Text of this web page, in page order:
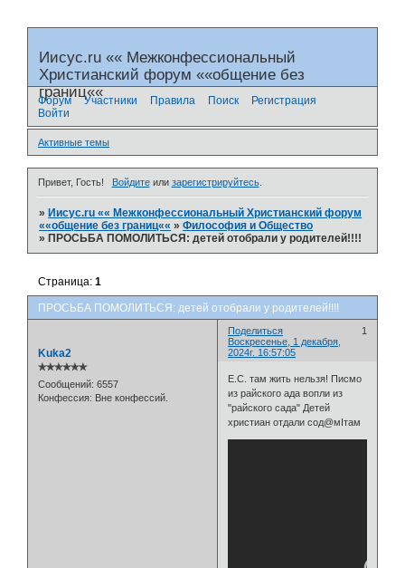
Иисус.ru «« Межконфессиональный
Христианский форум ««общение без
границ««
Форум Участники Правила Поиск
Регистрация
Войти
Активные темы
Привет, Гость! Войдитеили зарегистрируйтесь.
»Иисус.ru «« Межконфессиональный Христианский форум
««общение без границ«« »Философия и Общество
»ПРОСЬБА ПОМОЛИТЬСЯ: детей отобрали у родителей!!!!
ПРОСЬБА ПОМОЛИТЬСЯ: детей отобрали у родителей!!!!
Страница:1
Поделиться
1
Воскресенье, 1 декабря,
2024г. 16:57:05
Kuka2
✯✯✯✯✯✯
Сообщений: 6557
Конфессия: Вне конфессий.
Е.С. там жить нельзя! Писмо
из райского ада вопли из
"райского сада" Детей
христиан отдали сод@мIтам